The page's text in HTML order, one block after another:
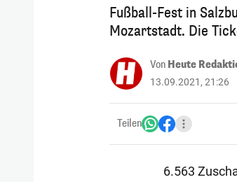
Fußball-Fest in
Mozartstadt. Die
Von Heute
13.09.2021, 21:26
Teilen
6.563